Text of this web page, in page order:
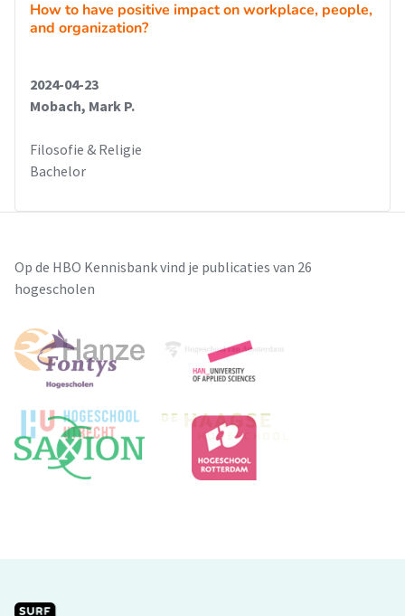
How to have positive impact on workplace, people,
and organization?
2024-04-23
Mobach, Mark P.
Filosofie & Religie
Bachelor
Op de HBO Kennisbank vind je publicaties van 26
hogescholen